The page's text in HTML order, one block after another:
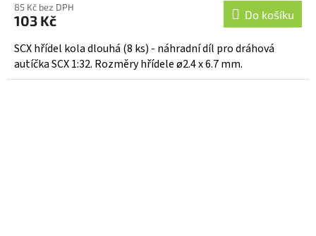
85 Kč bez DPH
103 Kč Do košíku
SCX hřídel kola dlouhá (8 ks) - náhradní díl pro dráhová
autíčka SCX 1:32. Rozměry hřídele ø2.4 x 6.7 mm.